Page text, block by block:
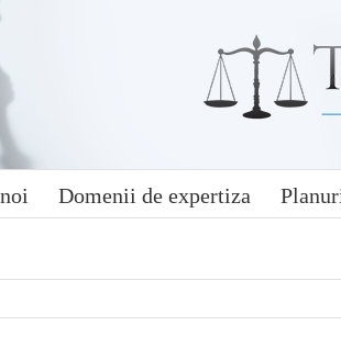
Domenii de expertiza